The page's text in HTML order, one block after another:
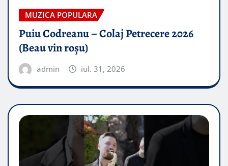
MUZICA POPULARA
Puiu Codreanu – Colaj Petrecere 2026
(Beau vin roșu)
admin iul. 31, 2026